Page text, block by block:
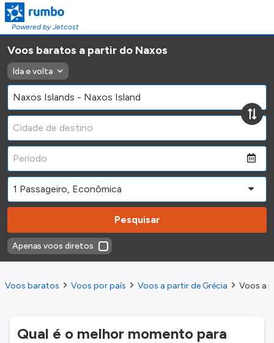
Powered by Jetcost
Voos baratos a partir do Naxos
Ida e volta
Pesquisar
Apenas voos diretos
Voos baratos Voos por país Voos a partir de Grécia Voos a
Qual é o melhor momento para